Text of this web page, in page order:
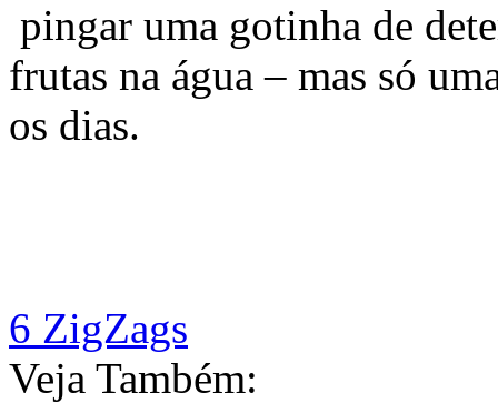
pingar uma gotinha de
frutas na água – mas só
os dias.
6 ZigZags
Veja Também: